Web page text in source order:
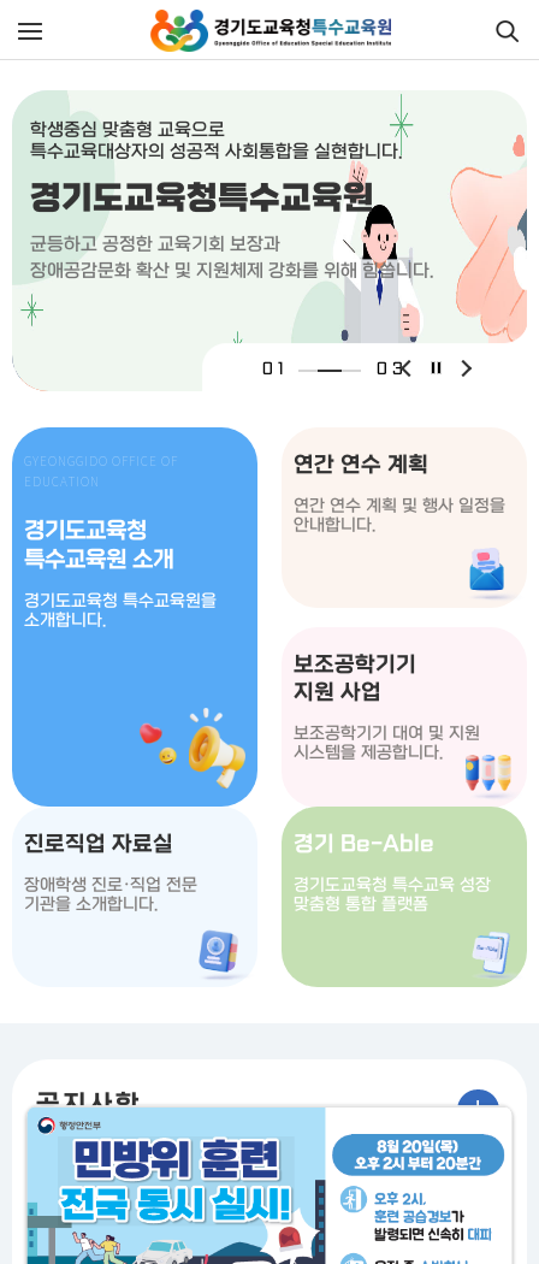
학생중심 맞춤형 교육으로
​특수교육대상자의 성공적 사회통합을 실현합니다.
​경기도교육청특수교육원
균등하고 공정한 교육기회 보장과
​장애공감문화 확산 및 지원체제 강화를 위해 힘씁니다.
학생
특수
균등
장애
GYEONGGIDO OFFICE OF
EDUCATION
경기도교육청
특수교육원 소개
경기도교육청 특수교육원을
소개합니다.
연간 연수 계획
연간 연수 계획 및 행사 일정을
안내합니다.
보조공학기기
​지원 사업
보조공학기기 대여 및 지원
시스템을 제공합니다.
진로직업 자료실
장애학생 진로·직업 전문
기관을 소개합니다.
경기 Be-Able
경기도교육청 특수교육 성장
맞춤형 통합 플랫폼
공지사항 +
비상시 국민행동요령(홍보) 2026.08.03
교육감 「서이초 선생님께 드리는 편지」 2026.07.13